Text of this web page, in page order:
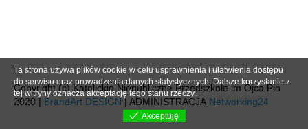
Copyright (c) Katolickie Niepubliczne Przedszkole im.Ojca Pio
2020 | BrandArt DESIGN | ADMINISTRACJA Networking24
Ta strona używa plików cookie w celu usprawnienia i ułatwienia dostępu
do serwisu oraz prowadzenia danych statystycznych. Dalsze korzystanie z
tej witryny oznacza akceptację tego stanu rzeczy.
Akceptuję